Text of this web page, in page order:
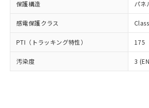
保護構造 パネ
感電保護クラス
PTI（トラッキング特性） 175
汚染度 3
および当社の共同利用者が
品・サービスに関するお客様
引・商談に必要な範囲で利
をご了承ください。
※当社の共同利用者とは、"
の
用者の範囲」に記載されて
下記の非含有証明書をダウンロ
とができます。
EU RoHS指令（10物質）の非含有
51物質の非含有証明書（当社基
※本証明書は発行日時点で非含有